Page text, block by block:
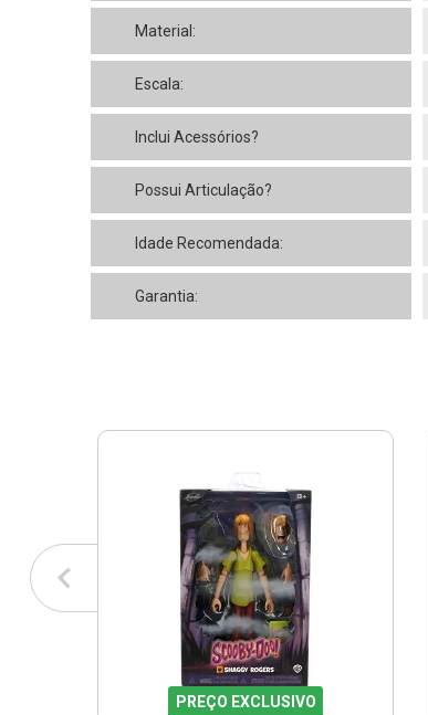
Material:
Escala:
Inclui Acessórios?
Possui Articulação?
Idade Recomendada:
Garantia:
PREÇO EXCLUSIVO